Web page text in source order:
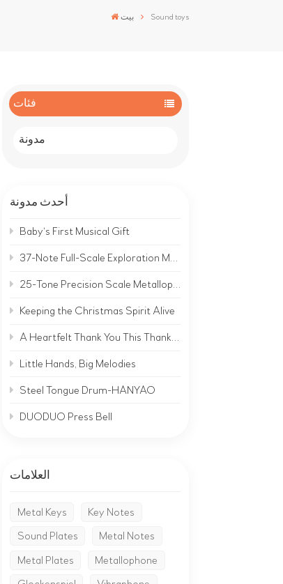
بيت Sound toys
فئات
مدونة
أحدث مدونة
Baby‘s First Musical Gift
37-Note Full-Scale Exploration Metallophone | A Complete Musical World on Metal
25-Tone Precision Scale Metallophone | Hear the Clear, Bright Sound of Metal
Keeping the Christmas Spirit Alive
A Heartfelt Thank You This Thanksgiving
Little Hands, Big Melodies
Steel Tongue Drum-HANYAO
DUODUO Press Bell
العلامات
Metal Keys
Key Notes
Sound Plates
Metal Notes
Metal Plates
Metallophone